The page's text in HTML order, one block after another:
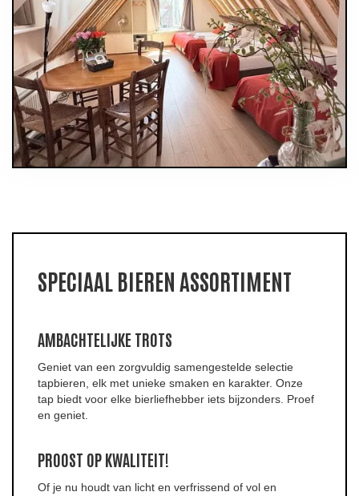
SPECIAAL BIEREN ASSORTIMENT
AMBACHTELIJKE TROTS
Geniet van een zorgvuldig samengestelde selectie
tapbieren, elk met unieke smaken en karakter. Onze
tap biedt voor elke bierliefhebber iets bijzonders. Proef
en geniet.
PROOST OP KWALITEIT!
Of je nu houdt van licht en verfrissend of vol en